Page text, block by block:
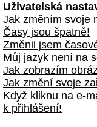
Uživatelská
Jak změním svoje
Časy jsou špatně!
Změnil jsem
Můj jazyk není na
Jak zobrazím
Jak změní svoje
Když kliknu na e-
k přihlášení!